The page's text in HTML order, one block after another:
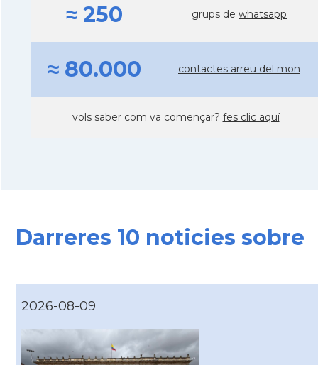
≈ 250 grups de whatsapp
≈ 80.000 contactes arreu del mon
vols saber com va començar? fes clic aquí
Darreres 10 noticies sobre
2026-08-09